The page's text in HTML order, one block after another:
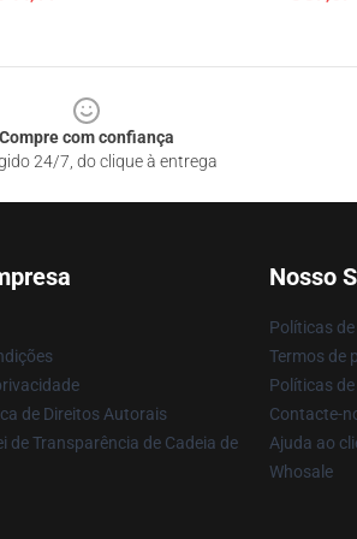
Compre com confiança
24/7, do clique à entrega
de Direitos Autorais
de Transparência de Cadeia de
Nosso
Políticas
Termos de
Políticas
Contacte-
Ajuda ao
Whosale